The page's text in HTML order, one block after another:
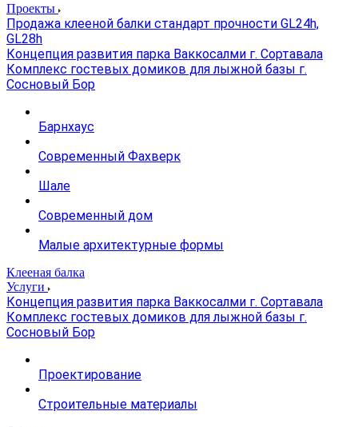
Проекты
Продажа клееной балки стандарт прочности GL24h,
GL28h
Концепция развития парка Ваккосалми г. Сортавала
Комплекс гостевых домиков для лыжной базы г.
Сосновый Бор
Барнхаус
Современный Фахверк
Шале
Современный дом
Малые архитектурные формы
Клееная балка
Услуги
Концепция развития парка Ваккосалми г. Сортавала
Комплекс гостевых домиков для лыжной базы г.
Сосновый Бор
Проектирование
Строительные материалы